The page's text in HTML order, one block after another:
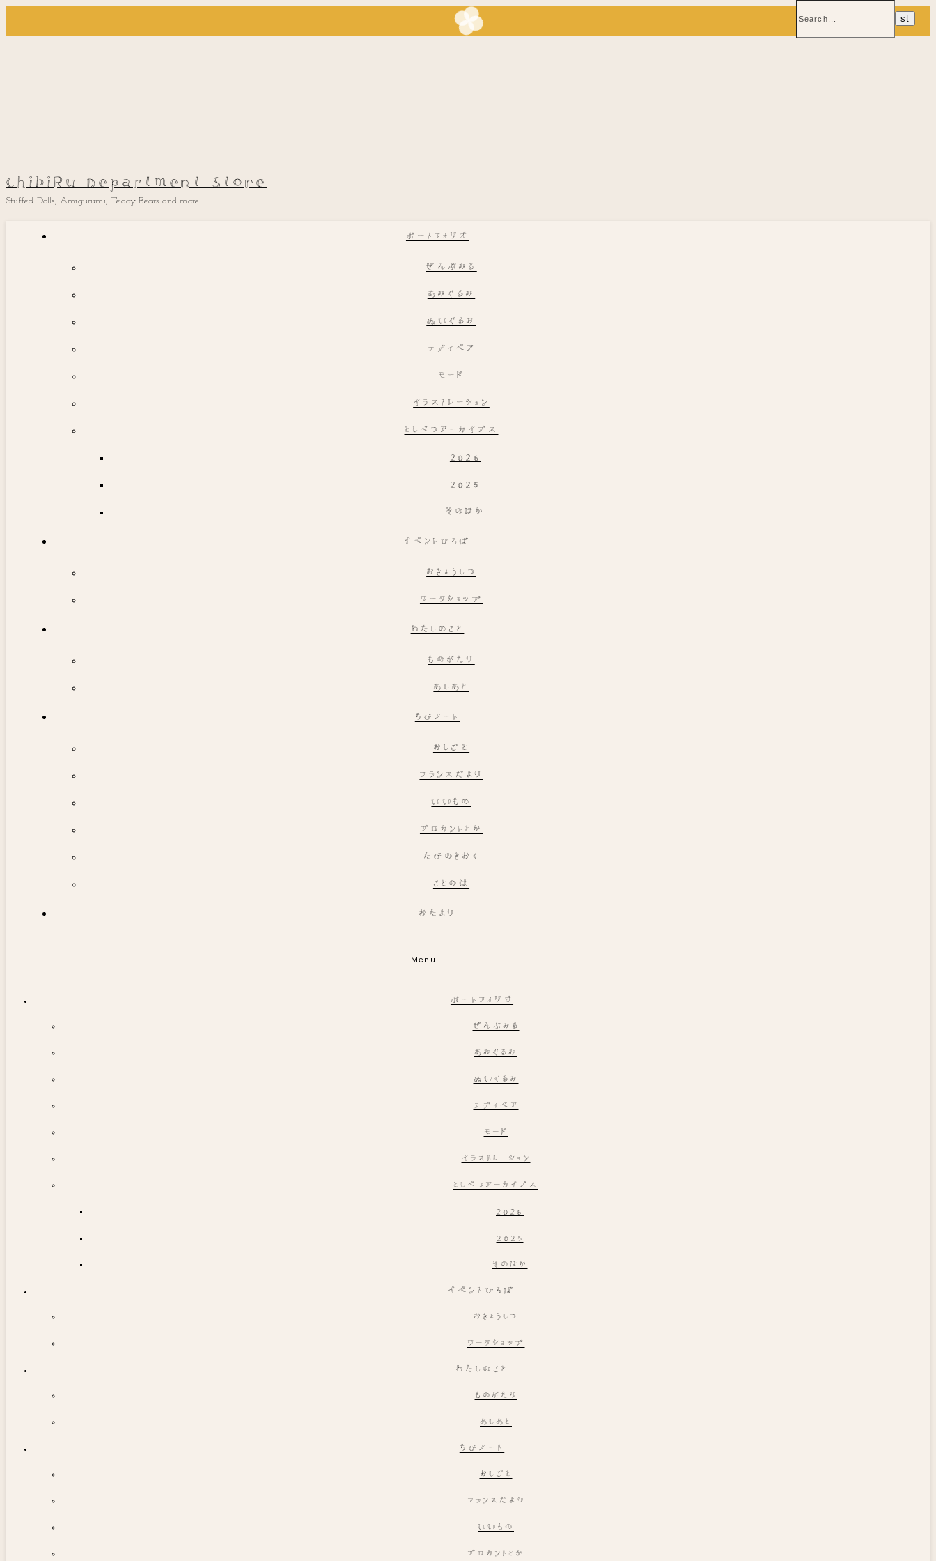
ChibiRu Department Store
Stuffed Dolls, Amigurumi, Teddy Bears and more
ポートフォリオ
ぜんぶみる
あみぐるみ
ぬいぐるみ
テディベア
モード
イラストレーション
としべつアーカイブス
2026
2025
そのほか
イベントひろば
おきょうしつ
ワークショップ
わたしのこと
ものがたり
あしあと
ちびノート
おしごと
フランスだより
いいもの
ブロカントとか
たびのきおく
ことのは
おたより
Menu
ポートフォリオ
ぜんぶみる
あみぐるみ
ぬいぐるみ
テディベア
モード
イラストレーション
としべつアーカイブス
2026
2025
そのほか
イベントひろば
おきょうしつ
ワークショップ
わたしのこと
ものがたり
あしあと
ちびノート
おしごと
フランスだより
いいもの
ブロカントとか